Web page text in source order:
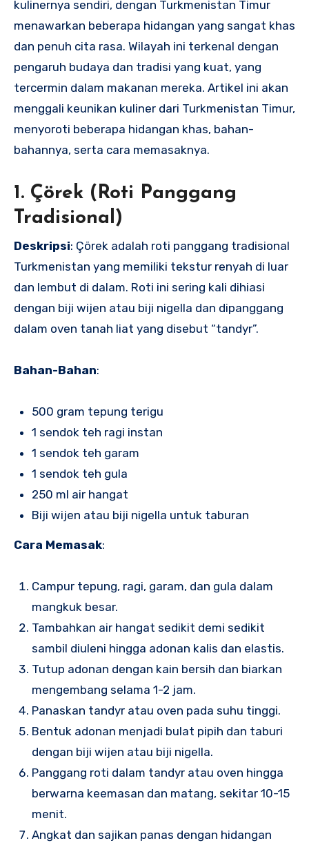
kulinernya sendiri, dengan Turkmenistan Timur
menawarkan beberapa hidangan yang sangat khas
dan penuh cita rasa. Wilayah ini terkenal dengan
pengaruh budaya dan tradisi yang kuat, yang
tercermin dalam makanan mereka. Artikel ini akan
menggali keunikan kuliner dari Turkmenistan Timur,
menyoroti beberapa hidangan khas, bahan-
bahannya, serta cara memasaknya.
1. Çörek (Roti Panggang
Tradisional)
Deskripsi: Çörek adalah roti panggang tradisional
Turkmenistan yang memiliki tekstur renyah di luar
dan lembut di dalam. Roti ini sering kali dihiasi
dengan biji wijen atau biji nigella dan dipanggang
dalam oven tanah liat yang disebut “tandyr”.
Bahan-Bahan:
500 gram tepung terigu
1 sendok teh ragi instan
1 sendok teh garam
1 sendok teh gula
250 ml air hangat
Biji wijen atau biji nigella untuk taburan
Cara Memasak:
Campur tepung, ragi, garam, dan gula dalam
mangkuk besar.
Tambahkan air hangat sedikit demi sedikit
sambil diuleni hingga adonan kalis dan elastis.
Tutup adonan dengan kain bersih dan biarkan
mengembang selama 1-2 jam.
Panaskan tandyr atau oven pada suhu tinggi.
Bentuk adonan menjadi bulat pipih dan taburi
dengan biji wijen atau biji nigella.
Panggang roti dalam tandyr atau oven hingga
berwarna keemasan dan matang, sekitar 10-15
menit.
Angkat dan sajikan panas dengan hidangan